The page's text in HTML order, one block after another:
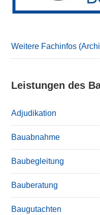
Weitere Fachinfos
Leistungen des
Adjudikation
Bauabnahme
Baubegleitung
Bauberatung
Baugutachten